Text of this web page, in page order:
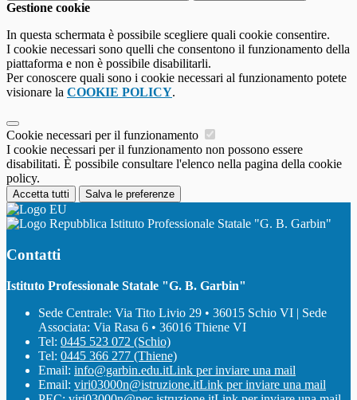
Gestione cookie
In questa schermata è possibile scegliere quali cookie consentire.
I cookie necessari sono quelli che consentono il funzionamento della
piattaforma e non è possibile disabilitarli.
Per conoscere quali sono i cookie necessari al funzionamento potete
visionare la COOKIE POLICY.
Cookie necessari per il funzionamento
I cookie necessari per il funzionamento non possono essere
disabilitati. È possibile consultare l'elenco nella pagina della cookie
policy.
Accetta tutti Salva le preferenze
Istituto Professionale Statale "G. B. Garbin"
Contatti
Istituto Professionale Statale "G. B. Garbin"
Sede Centrale: Via Tito Livio 29 • 36015 Schio VI | Sede
Associata: Via Rasa 6 • 36016 Thiene VI
Tel: 0445 523 072 (Schio)
Tel: 0445 366 277 (Thiene)
Email: info@garbin.edu.itLink per inviare una mail
Email: viri03000n@istruzione.itLink per inviare una mail